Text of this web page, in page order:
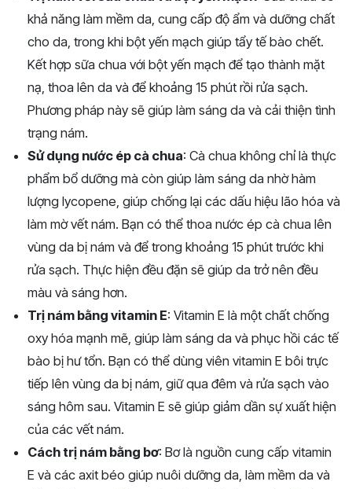
khả năng làm mềm da, cung cấp độ ẩm và dưỡng chất
cho da, trong khi bột yến mạch giúp tẩy tế bào chết.
Kết hợp sữa chua với bột yến mạch để tạo thành mặt
nạ, thoa lên da và để khoảng 15 phút rồi rửa sạch.
Phương pháp này sẽ giúp làm sáng da và cải thiện tình
trạng nám.
Sử dụng nước ép cà chua: Cà chua không chỉ là thực
phẩm bổ dưỡng mà còn giúp làm sáng da nhờ hàm
lượng lycopene, giúp chống lại các dấu hiệu lão hóa và
làm mờ vết nám. Bạn có thể thoa nước ép cà chua lên
vùng da bị nám và để trong khoảng 15 phút trước khi
rửa sạch. Thực hiện đều đặn sẽ giúp da trở nên đều
màu và sáng hơn.
Trị nám bằng vitamin E: Vitamin E là một chất chống
oxy hóa mạnh mẽ, giúp làm sáng da và phục hồi các tế
bào bị hư tổn. Bạn có thể dùng viên vitamin E bôi trực
tiếp lên vùng da bị nám, giữ qua đêm và rửa sạch vào
sáng hôm sau. Vitamin E sẽ giúp giảm dần sự xuất hiện
của các vết nám.
Cách trị nám bằng bơ: Bơ là nguồn cung cấp vitamin
E và các axit béo giúp nuôi dưỡng da, làm mềm da và